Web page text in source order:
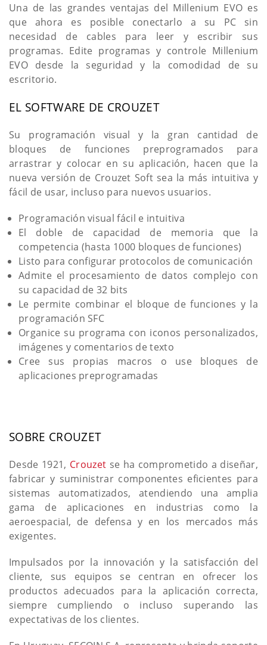
Una de las grandes ventajas del Millenium EVO es
que ahora es posible conectarlo a su PC sin
necesidad de cables para leer y escribir sus
programas. Edite programas y controle Millenium
EVO desde la seguridad y la comodidad de su
escritorio.
EL SOFTWARE DE CROUZET
Su programación visual y la gran cantidad de
bloques de funciones preprogramados para
arrastrar y colocar en su aplicación, hacen que la
nueva versión de Crouzet Soft sea la más intuitiva y
fácil de usar, incluso para nuevos usuarios.
Programación visual fácil e intuitiva
El doble de capacidad de memoria que la
competencia (hasta 1000 bloques de funciones)
Listo para configurar protocolos de comunicación
Admite el procesamiento de datos complejo con
su capacidad de 32 bits
Le permite combinar el bloque de funciones y la
programación SFC
Organice su programa con iconos personalizados,
imágenes y comentarios de texto
Cree sus propias macros o use bloques de
aplicaciones preprogramadas
SOBRE CROUZET
Desde 1921, Crouzet se ha comprometido a diseñar,
fabricar y suministrar componentes eficientes para
sistemas automatizados, atendiendo una amplia
gama de aplicaciones en industrias como la
aeroespacial, de defensa y en los mercados más
exigentes.
Impulsados por la innovación y la satisfacción del
cliente, sus equipos se centran en ofrecer los
productos adecuados para la aplicación correcta,
siempre cumpliendo o incluso superando las
expectativas de los clientes.